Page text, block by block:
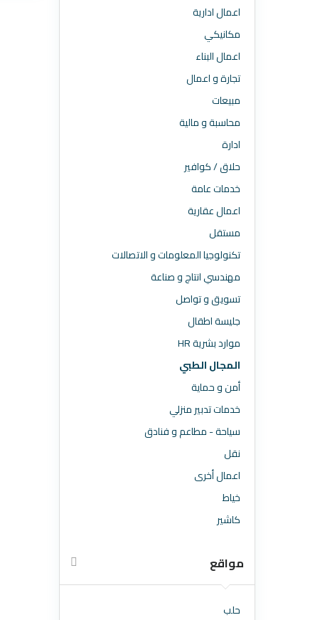
اعمال ادارية
مكانيكي
اعمال البناء
تجارة و اعمال
مبيعات
محاسبة و مالية
ادارة
حلاق / كوافير
خدمات عامة
اعمال عقارية
مستقل
تكنولوجيا المعلومات و الاتصالات
مهندسي انتاج و صناعة
تسويق و تواصل
جليسة اطقال
موارد بشرية HR
المجال الطبي
أمن و حماية
خدمات تدبير منزلي
سياحة - مطاعم و فنادق
نقل
اعمال أخرى
خياط
كاشير
مواقع
حلب